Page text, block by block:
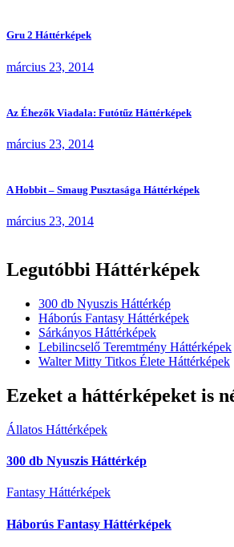
Gru 2 Háttérképek
március 23, 2014
Az Éhezők Viadala: Futótűz Háttérképek
március 23, 2014
A Hobbit – Smaug Pusztasága Háttérképek
március 23, 2014
Legutóbbi Háttérképek
300 db Nyuszis Háttérkép
Háborús Fantasy Háttérképek
Sárkányos Háttérképek
Lebilincselő Teremtmény Háttérképek
Walter Mitty Titkos Élete Háttérképek
Ezeket a háttérképeket is
Állatos Háttérképek
300 db Nyuszis Háttérkép
Fantasy Háttérképek
Háborús Fantasy Háttérképek